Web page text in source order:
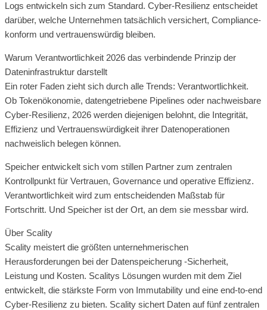
Logs entwickeln sich zum Standard. Cyber-Resilienz entscheidet
darüber, welche Unternehmen tatsächlich versichert, Compliance-
konform und vertrauenswürdig bleiben.
Warum Verantwortlichkeit 2026 das verbindende Prinzip der
Dateninfrastruktur darstellt
Ein roter Faden zieht sich durch alle Trends: Verantwortlichkeit.
Ob Tokenökonomie, datengetriebene Pipelines oder nachweisbare
Cyber-Resilienz, 2026 werden diejenigen belohnt, die Integrität,
Effizienz und Vertrauenswürdigkeit ihrer Datenoperationen
nachweislich belegen können.
Speicher entwickelt sich vom stillen Partner zum zentralen
Kontrollpunkt für Vertrauen, Governance und operative Effizienz.
Verantwortlichkeit wird zum entscheidenden Maßstab für
Fortschritt. Und Speicher ist der Ort, an dem sie messbar wird.
Über Scality
Scality meistert die größten unternehmerischen
Herausforderungen bei der Datenspeicherung -Sicherheit,
Leistung und Kosten. Scalitys Lösungen wurden mit dem Ziel
entwickelt, die stärkste Form von Immutability und eine end-to-end
Cyber-Resilienz zu bieten. Scality sichert Daten auf fünf zentralen